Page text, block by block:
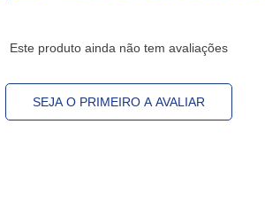
Este produto ainda não tem avaliações
SEJA O PRIMEIRO A AVALIAR